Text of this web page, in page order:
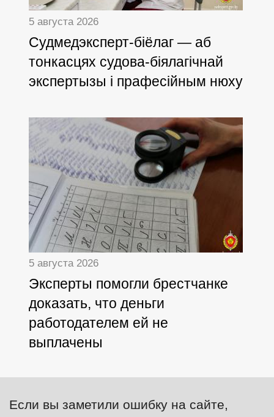
5 августа 2026
Cудмедэксперт-біёлаг — аб
тонкасцях судова-біялагічнай
экспертызы і прафесійным нюху
5 августа 2026
Эксперты помогли брестчанке
доказать, что деньги
работодателем ей не
выплачены
Если вы заметили ошибку на сайте,